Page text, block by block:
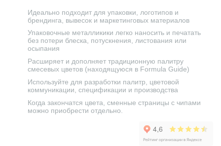
Идеально подходит для упаковки, логотипов и
брендинга, вывесок и маркетинговых материалов
Упаковочные металликики легко наносить и печатать
без потери блеска, потускнения, листования или
осыпания
Расширяет и дополняет традиционную палитру
смесевых цветов (находящуюся в Formula Guide)
Используйте для разработки палитр, цветовой
коммуникации, спецификации и производства
Когда закончатся цвета, сменные страницы с чипами
можно приобрести отдельно.